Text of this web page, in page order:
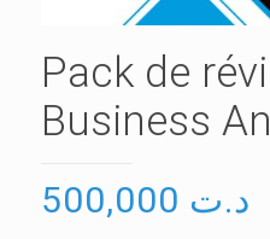
Pack de
Business
د.ت